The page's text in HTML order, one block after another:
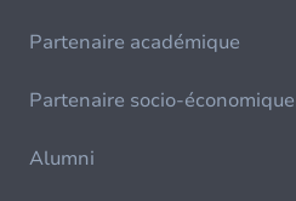
Partenaire académique
Partenaire socio-économique
Alumni